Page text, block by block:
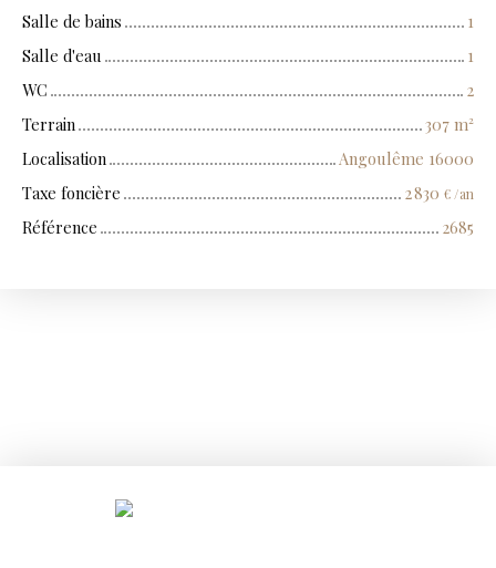
Salle de bains
1
Salle d'eau
1
WC
2
Terrain
307 m²
Localisation
Angoulême 16000
Taxe foncière
2 830 € /an
Référence 2685